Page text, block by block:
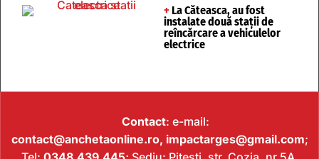
+ La Căteasca, au fost
instalate două stații de
reîncărcare a vehiculelor
electrice
Contact: e-mail:
contact@anchetaonline.ro, impactarges@gmail.com;